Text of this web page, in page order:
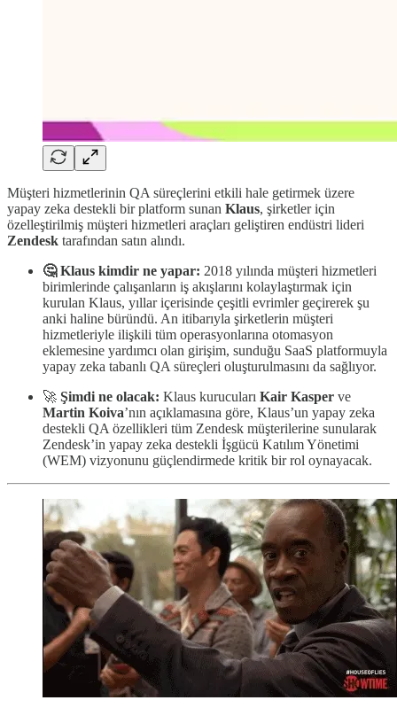
Müşteri hizmetlerinin QA süreçlerini etkili hale getirmek üzere
yapay zeka destekli bir platform sunan Klaus, şirketler için
özelleştirilmiş müşteri hizmetleri araçları geliştiren endüstri lideri
Zendesk tarafından satın alındı.
🤔 Klaus kimdir ne yapar: 2018 yılında müşteri hizmetleri
birimlerinde çalışanların iş akışlarını kolaylaştırmak için
kurulan Klaus, yıllar içerisinde çeşitli evrimler geçirerek şu
anki haline büründü. An itibarıyla şirketlerin müşteri
hizmetleriyle ilişkili tüm operasyonlarına otomasyon
eklemesine yardımcı olan girişim, sunduğu SaaS platformuyla
yapay zeka tabanlı QA süreçleri oluşturulmasını da sağlıyor.
🚀 Şimdi ne olacak: Klaus kurucuları Kair Kasper ve
Martin Koiva’nın açıklamasına göre, Klaus’un yapay zeka
destekli QA özellikleri tüm Zendesk müşterilerine sunularak
Zendesk’in yapay zeka destekli İşgücü Katılım Yönetimi
(WEM) vizyonunu güçlendirmede kritik bir rol oynayacak.